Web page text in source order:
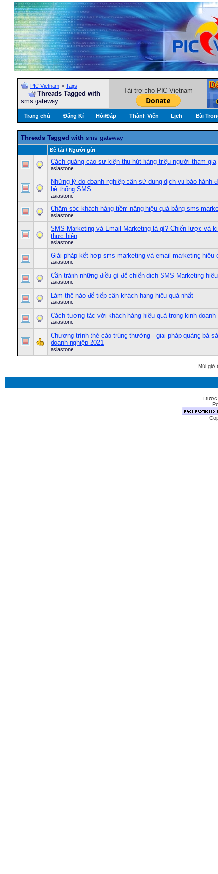
PIC Vietnam > Tags
Threads Tagged with
sms gateway
Tài trợ cho PIC Vietnam
Trang chủ Đăng Kí Hỏi/Ðáp Thành Viên Lịch Bài
Threads Tagged with sms gateway
Ðề tài / Người gửi
Cách quảng cáo sự kiện thu hút hàng triệu người tham gia
asiastone
Những lý do doanh nghiệp cần sử dụng dịch vụ bảo hành
hệ thống SMS
asiastone
Chăm sóc khách hàng tiềm năng hiệu quả bằng sms
asiastone
SMS Marketing và Email Marketing là gì? Chiến lược và
thực hiện
asiastone
Giải pháp kết hợp sms marketing và email marketing hiệu
asiastone
Cần tránh những điều gì để chiến dịch SMS Marketing
asiastone
Làm thế nào để tiếp cận khách hàng hiệu quả nhất
asiastone
Cách tương tác với khách hàng hiệu quả trong kinh doanh
asiastone
Chương trình thẻ cào trúng thưởng - giải pháp quảng bá
doanh nghiệp 2021
asiastone
Múi giờ
Được